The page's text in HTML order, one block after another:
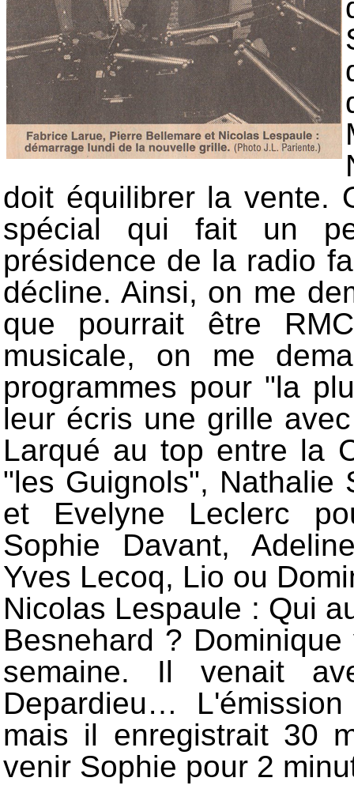
doit équilibrer la vente.
spécial qui fait un
présidence de la radio
décline. Ainsi, on me
que pourrait être
musicale, on me
programmes pour "la
leur écris une grille
Larqué au top entre la
"les Guignols", Nathalie
et Evelyne Leclerc
Sophie Davant,
Yves Lecoq, Lio ou
Nicolas Lespaule : Qui
Besnehard ?
semaine. Il venait
Depardieu…
mais il enregistrait 30
venir Sophie pour 2